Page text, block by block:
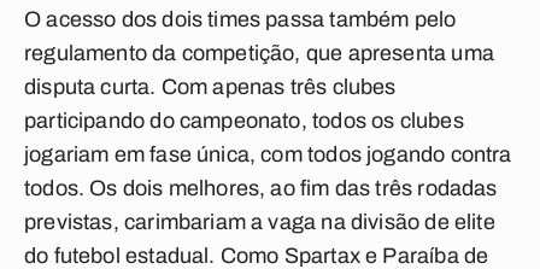
O acesso dos dois times passa também pelo
regulamento da competição, que apresenta uma
disputa curta. Com apenas três clubes
participando do campeonato, todos os clubes
jogariam em fase única, com todos jogando contra
todos. Os dois melhores, ao fim das três rodadas
previstas, carimbariam a vaga na divisão de elite
do futebol estadual. Como Spartax e Paraíba de